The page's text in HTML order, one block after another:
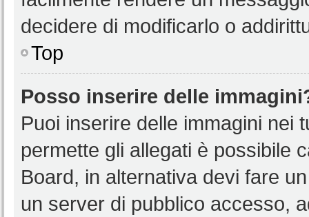
decidere di modificarlo o
Top
Posso inserire delle
Puoi inserire delle immagini nei
permette gli allegati è possibile
Board, in alternativa devi fare
un server di pubblico accesso,